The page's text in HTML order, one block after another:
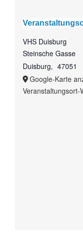
VHS Duisburg
Steinsche Gasse
Duisburg, 47051
Google-Karte
Veranstaltungsort-